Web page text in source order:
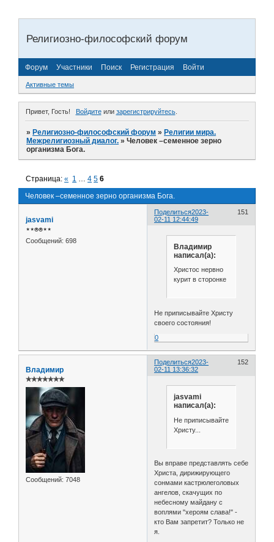
Религиозно-философский форум
Форум Участники Поиск Регистрация Войти
Активные темы
Привет, Гость! Войдитеили зарегистрируйтесь.
»Религиозно-философский форум »Религии мира.
Межрелигиозный диалог. »Человек –семенное зерно
организма Бога.
Человек –семенное зерно организма Бога.
Страница:« 1 … 4 5 6
Поделиться 151
2023-
02-11 12:44:49
jasvami
⋆⋆⍟⍟⋆⋆
Сообщений: 698
Владимир
написал(а):
Христос нервно
курит в сторонке
Не приписывайте Христу
своего состояния!
0
Поделиться 152
2023-
02-11 13:36:32
Владимир
✯✯✯✯✯✯✯
Сообщений: 7048
jasvami
написал(а):
Не приписывайте
Христу...
Вы вправе представлять себе
Христа, дирижирующего
сонмами кастрюлеголовых
ангелов, скачущих по
небесному майдану с
воплями "хероям слава!" -
кто Вам запретит? Только не
я.